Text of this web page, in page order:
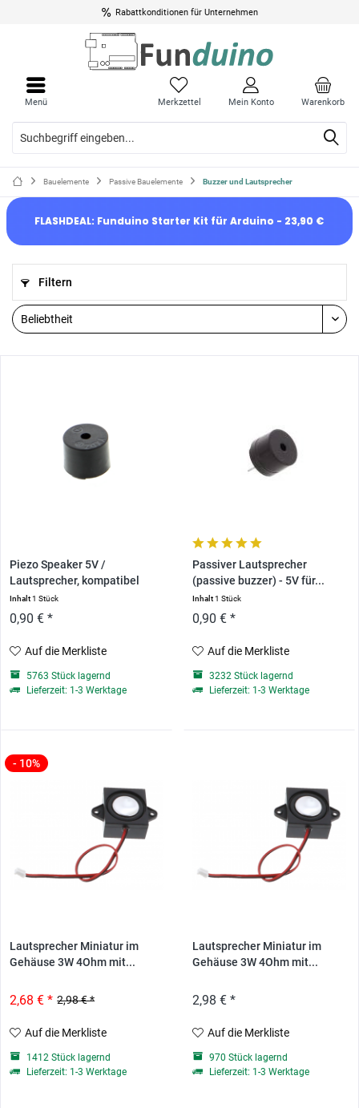
Rabattkonditionen für Unternehmen
Warenkorb
Merkzettel Mein Konto
Menü
Bauelemente Passive Bauelemente Buzzer und Lautsprecher
FLASHDEAL: Funduino Starter Kit für Arduino - 23,90 €
Filtern
Piezo Speaker 5V /
Lautsprecher, kompatibel
mit...
Inhalt1 Stück
0,90 € *
Auf die Merkliste
5763 Stück lagernd
Lieferzeit: 1-3 Werktage
Passiver Lautsprecher
(passive buzzer) - 5V für...
Inhalt1 Stück
0,90 € *
Auf die Merkliste
3232 Stück lagernd
Lieferzeit: 1-3 Werktage
- 10%
Lautsprecher Miniatur im
Gehäuse 3W 4Ohm mit...
2,98 € *
2,68 € *
Auf die Merkliste
1412 Stück lagernd
Lieferzeit: 1-3 Werktage
Lautsprecher Miniatur im
Gehäuse 3W 4Ohm mit...
2,98 € *
Auf die Merkliste
970 Stück lagernd
Lieferzeit: 1-3 Werktage